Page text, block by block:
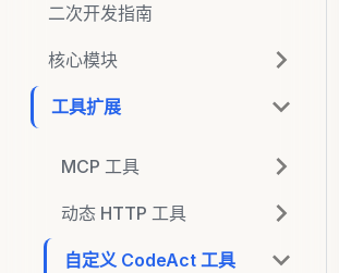
二次开发指南
核心模块
工具扩展
MCP 工具
动态 HTTP 工具
自定义 CodeAct 工具